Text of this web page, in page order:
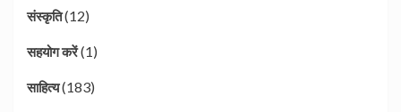
संस्कृति(12)
सहयोग करें(1)
साहित्य(183)